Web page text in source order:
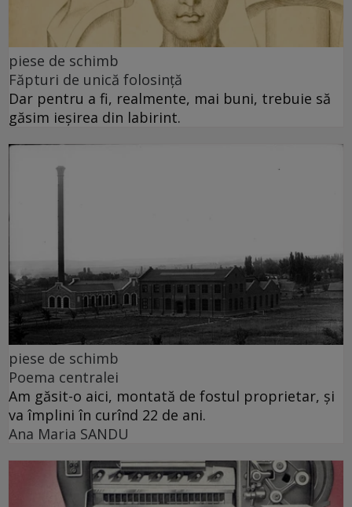
piese de schimb
Făpturi de unică folosință
Dar pentru a fi, realmente, mai buni, trebuie să
găsim ieșirea din labirint.
piese de schimb
Poema centralei
Am găsit-o aici, montată de fostul proprietar, și
va împlini în curînd 22 de ani.
Ana Maria SANDU